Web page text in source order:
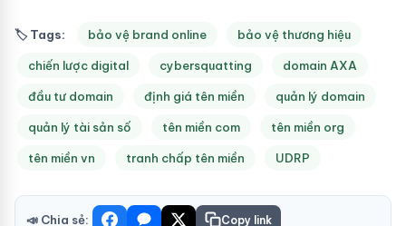
🏷 Tags: bảo vệ brand online bảo vệ thương hiệu
chiến lược digital cybersquatting domain AXA
đầu tư domain định giá tên miền quản lý domain
quản lý tài sản số tên miền com tên miền org
tên miền vn tranh chấp tên miền UDRP
📣 Chia sẻ: Copy link